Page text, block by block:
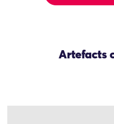
Artefacts